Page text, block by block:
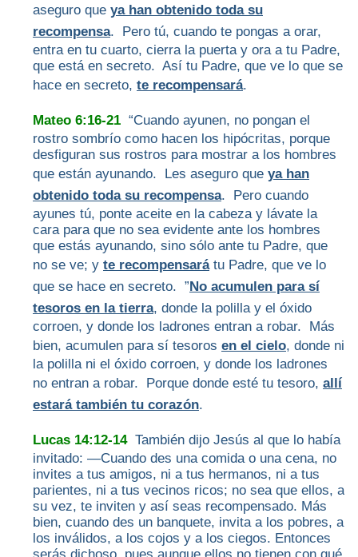
aseguro que ya han obtenido toda su
recompensa. Pero tú, cuando te pongas a orar,
entra en tu cuarto, cierra la puerta y ora a tu Padre,
que está en secreto. Así tu Padre, que ve lo que se
hace en secreto, te recompensará.
Mateo 6:16-21 “Cuando ayunen, no pongan el
rostro sombrío como hacen los hipócritas, porque
desfiguran sus rostros para mostrar a los hombres
que están ayunando. Les aseguro que ya han
obtenido toda su recompensa. Pero cuando
ayunes tú, ponte aceite en la cabeza y lávate la
cara para que no sea evidente ante los hombres
que estás ayunando, sino sólo ante tu Padre, que
no se ve; y te recompensarátu Padre, que ve lo
que se hace en secreto. ” No acumulen para sí
tesoros en la tierra, donde la polilla y el óxido
corroen, y donde los ladrones entran a robar. Más
bien, acumulen para sí tesoros en el cielo, donde ni
la polilla ni el óxido corroen, y donde los ladrones
no entran a robar. Porque donde esté tu tesoro, allí
estará también tu corazón.
Lucas 14:12-14También dijo Jesús al que lo había
invitado: —Cuando des una comida o una cena, no
invites a tus amigos, ni a tus hermanos, ni a tus
parientes, ni a tus vecinos ricos; no sea que ellos, a
su vez, te inviten y así seas recompensado. Más
bien, cuando des un banquete, invita a los pobres, a
los inválidos, a los cojos y a los ciegos. Entonces